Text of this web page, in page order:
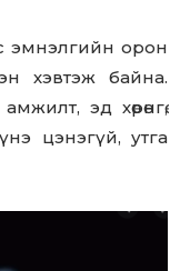
эмнэлгийн орон
хэвтэж байна.
эд хөрөнгө,
цэнэгүй, утга